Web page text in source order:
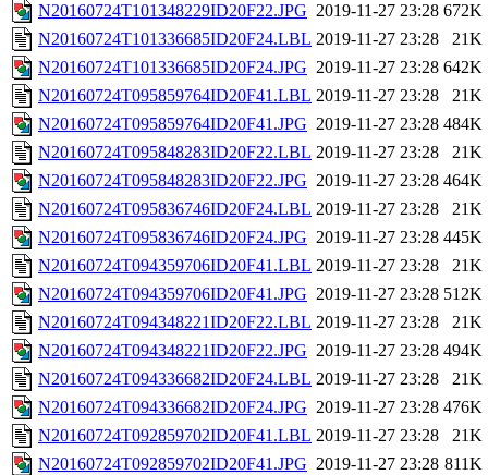
N20160724T101348229ID20F22.JPG 2019-11-27 23:28 672K
N20160724T101336685ID20F24.LBL 2019-11-27 23:28
21K
N20160724T101336685ID20F24.JPG 2019-11-27 23:28 642K
N20160724T095859764ID20F41.LBL 2019-11-27 23:28
21K
N20160724T095859764ID20F41.JPG 2019-11-27 23:28 484K
N20160724T095848283ID20F22.LBL 2019-11-27 23:28
21K
N20160724T095848283ID20F22.JPG 2019-11-27 23:28 464K
N20160724T095836746ID20F24.LBL 2019-11-27 23:28
21K
N20160724T095836746ID20F24.JPG 2019-11-27 23:28 445K
N20160724T094359706ID20F41.LBL 2019-11-27 23:28
21K
N20160724T094359706ID20F41.JPG 2019-11-27 23:28 512K
N20160724T094348221ID20F22.LBL 2019-11-27 23:28
21K
N20160724T094348221ID20F22.JPG 2019-11-27 23:28 494K
N20160724T094336682ID20F24.LBL 2019-11-27 23:28
21K
N20160724T094336682ID20F24.JPG 2019-11-27 23:28 476K
N20160724T092859702ID20F41.LBL 2019-11-27 23:28
21K
N20160724T092859702ID20F41.JPG 2019-11-27 23:28 811K